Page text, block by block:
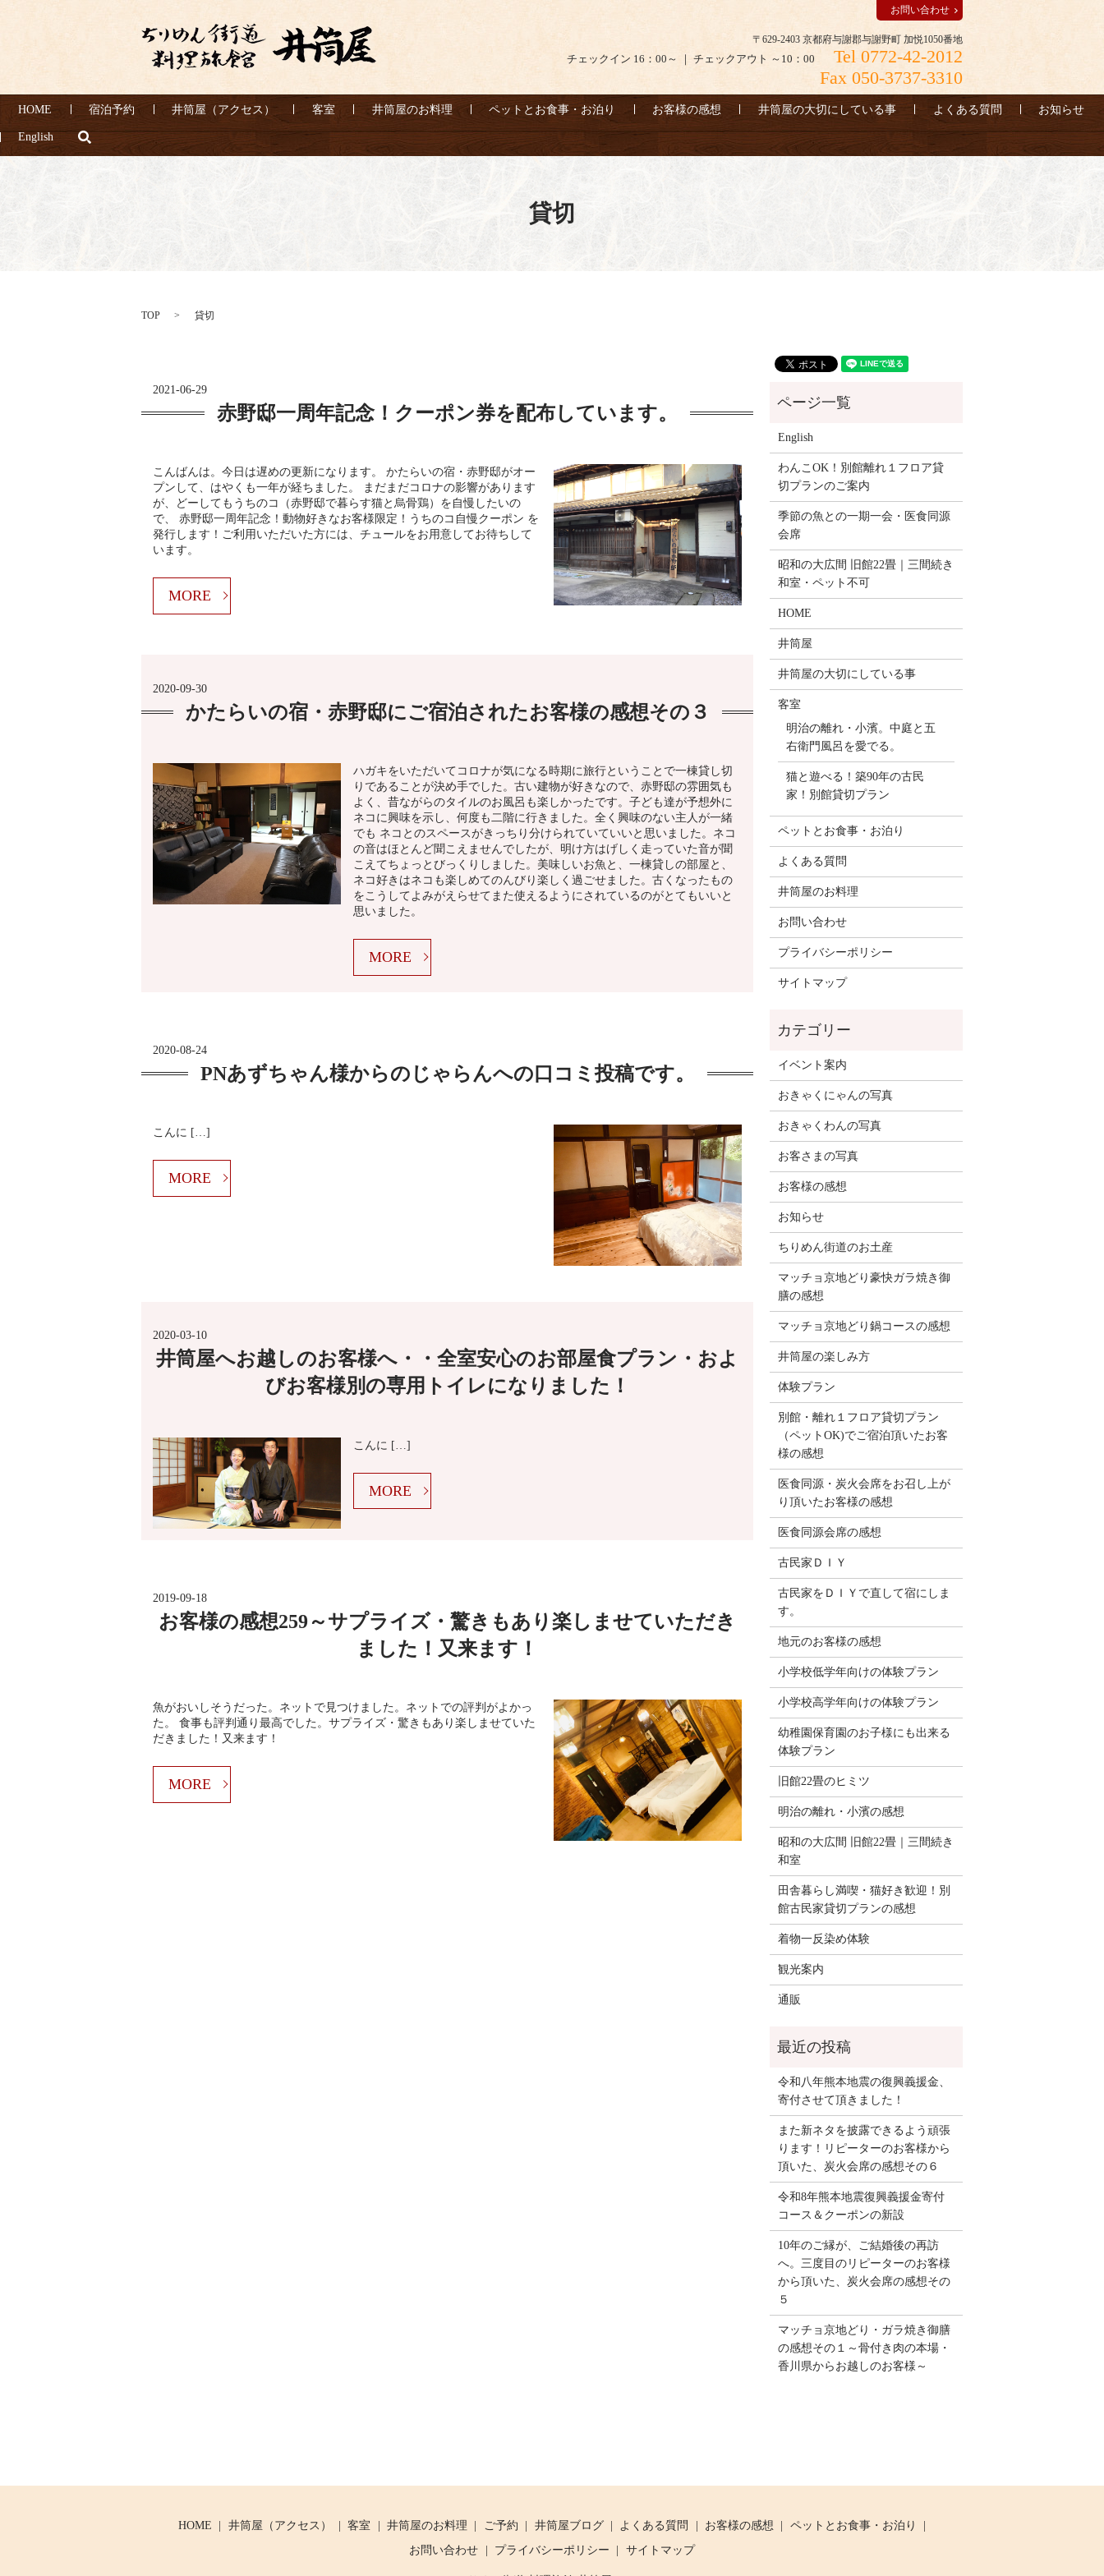
〒629-2403 京都府与謝郡与謝野町 加悦1050番地
チェックイン 16：00～ ｜ チェックアウト ～10：00
Tel 0772-42-2012
Fax 050-3737-3310
お問い合わせ
HOME 宿泊予約 井筒屋（アクセス） 客室 井筒屋のお料理 ペットとお食事・お泊り お客様の感想 井筒屋の大切にしている事 よくある質問 お知らせ
English
貸切
TOP 貸切
2021-06-29
赤野邸一周年記念！クーポン券を配布しています。
こんばんは。今日は遅めの更新になります。 かたらいの宿・赤野邸がオー
プンして、はやくも一年が経ちました。 まだまだコロナの影響があります
が、どーしてもうちのコ（赤野邸で暮らす猫と烏骨鶏）を自慢したいの
で、 赤野邸一周年記念！動物好きなお客様限定！うちのコ自慢クーポン を
発行します！ご利用いただいた方には、チュールをお用意してお待ちして
います。
MORE
2020-09-30
かたらいの宿・赤野邸にご宿泊されたお客様の感想その３
ハガキをいただいてコロナが気になる時期に旅行ということで一棟貸し切
りであることが決め手でした。古い建物が好きなので、赤野邸の雰囲気も
よく、昔ながらのタイルのお風呂も楽しかったです。子ども達が予想外に
ネコに興味を示し、何度も二階に行きました。全く興味のない主人が一緒
でも ネコとのスペースがきっちり分けられていていいと思いました。ネコ
の音はほとんど聞こえませんでしたが、明け方はげしく走っていた音が聞
こえてちょっとびっくりしました。美味しいお魚と、一棟貸しの部屋と、
ネコ好きはネコも楽しめてのんびり楽しく過ごせました。古くなったもの
をこうしてよみがえらせてまた使えるようにされているのがとてもいいと
思いました。
MORE
2020-08-24
PNあずちゃん様からのじゃらんへの口コミ投稿です。
こんに […]
MORE
2020-03-10
井筒屋へお越しのお客様へ・・全室安心のお部屋食プラン・およ
びお客様別の専用トイレになりました！
こんに […]
MORE
2019-09-18
お客様の感想259～サプライズ・驚きもあり楽しませていただき
ました！又来ます！
魚がおいしそうだった。ネットで見つけました。ネットでの評判がよかっ
た。 食事も評判通り最高でした。サプライズ・驚きもあり楽しませていた
だきました！又来ます！
MORE
English
わんこOK！別館離れ１フロア貸
切プランのご案内
季節の魚との一期一会・医食同源
会席
昭和の大広間 旧館22畳｜三間続き
和室・ペット不可
HOME
井筒屋
井筒屋の大切にしている事
客室
明治の離れ・小濱。中庭と五
右衛門風呂を愛でる。
猫と遊べる！築90年の古民
家！別館貸切プラン
ペットとお食事・お泊り
よくある質問
井筒屋のお料理
お問い合わせ
プライバシーポリシー
サイトマップ
イベント案内
おきゃくにゃんの写真
おきゃくわんの写真
お客さまの写真
お客様の感想
お知らせ
ちりめん街道のお土産
マッチョ京地どり豪快ガラ焼き御
膳の感想
マッチョ京地どり鍋コースの感想
井筒屋の楽しみ方
体験プラン
別館・離れ１フロア貸切プラン
（ペットOK)でご宿泊頂いたお客
様の感想
医食同源・炭火会席をお召し上が
り頂いたお客様の感想
医食同源会席の感想
古民家ＤＩＹ
古民家をＤＩＹで直して宿にしま
す。
地元のお客様の感想
小学校低学年向けの体験プラン
小学校高学年向けの体験プラン
幼稚園保育園のお子様にも出来る
体験プラン
旧館22畳のヒミツ
明治の離れ・小濱の感想
昭和の大広間 旧館22畳｜三間続き
和室
田舎暮らし満喫・猫好き歓迎！別
館古民家貸切プランの感想
着物一反染め体験
観光案内
通販
令和八年熊本地震の復興義援金、
寄付させて頂きました！
また新ネタを披露できるよう頑張
ります！リピーターのお客様から
頂いた、炭火会席の感想その６
令和8年熊本地震復興義援金寄付
コース＆クーポンの新設
10年のご縁が、ご結婚後の再訪
へ。三度目のリピーターのお客様
から頂いた、炭火会席の感想その
５
マッチョ京地どり・ガラ焼き御膳
の感想その１～骨付き肉の本場・
香川県からお越しのお客様～
HOME 井筒屋（アクセス） 客室 井筒屋のお料理 ご予約 井筒屋ブログ よくある質問 お客様の感想
ペットとお食事・お泊り
お問い合わせ
プライバシーポリシー サイトマップ